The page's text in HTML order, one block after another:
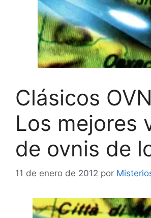
Clásicos
Los mejores
de ovnis de
11 de enero de 2012 por